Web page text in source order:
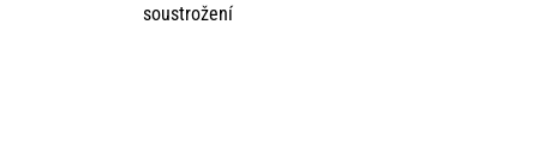
soustrožení